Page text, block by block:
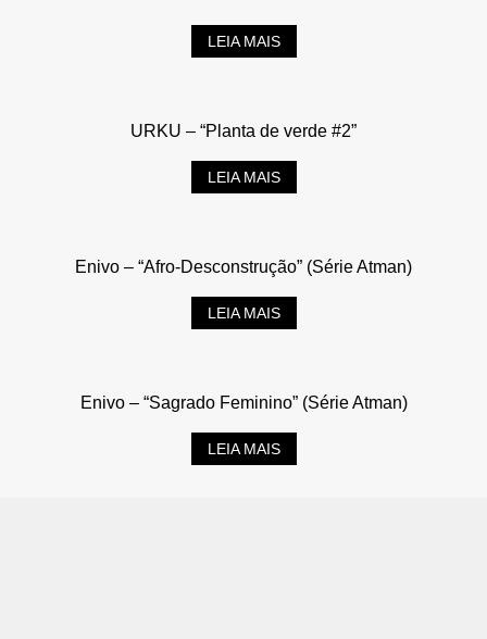
LEIA MAIS
URKU – “Planta de verde #2”
LEIA MAIS
Enivo – “Afro-Desconstrução” (Série Atman)
LEIA MAIS
Enivo – “Sagrado Feminino” (Série Atman)
LEIA MAIS